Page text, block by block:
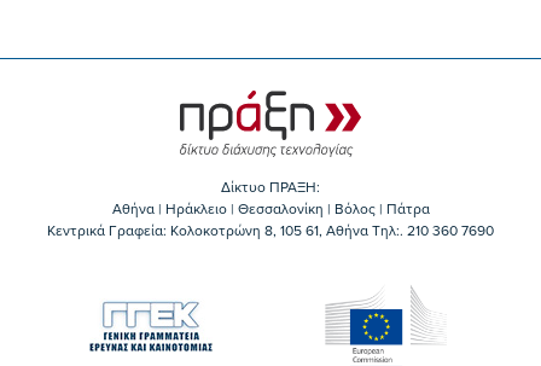
Δίκτυο ΠΡΑΞΗ:
Αθήνα | Ηράκλειο | Θεσσαλονίκη | Βόλος | Πάτρα
Κεντρικά Γραφεία: Kολοκοτρώνη 8, 105 61, Αθήνα Τηλ:. 210 360 7690